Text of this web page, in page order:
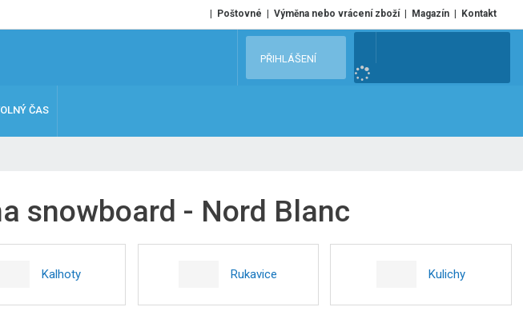
Poštovné Výměna nebo vrácení zboží Magazín Kontakt
e
PŘIHLÁŠENÍ
ČAS
snowboard - Nord Blanc
Kalhoty Rukavice Kulichy